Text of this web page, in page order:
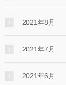
2021年8月
2021年7月
2021年6月